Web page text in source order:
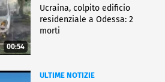
00:54
Ucraina, colpito edificio
residenziale a Odessa: 2
morti
ULTIME NOTIZIE